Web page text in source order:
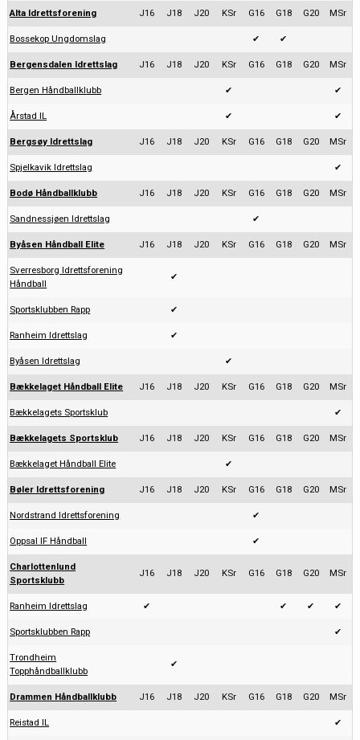
Alta Idrettsforening J16 J18 J20 KSr G16 G18 G20 MSr
Bossekop Ungdomslag ✔ ✔
Bergensdalen Idrettslag J16 J18 J20 KSr G16 G18 G20 MSr
Bergen Håndballklubb ✔ ✔
Årstad IL ✔ ✔
Bergsøy Idrettslag J16 J18 J20 KSr G16 G18 G20 MSr
Spjelkavik Idrettslag ✔
Bodø Håndballklubb J16 J18 J20 KSr G16 G18 G20 MSr
Sandnessjøen Idrettslag ✔
Byåsen Håndball Elite J16 J18 J20 KSr G16 G18 G20 MSr
Sverresborg Idrettsforening
Håndball
✔
Sportsklubben Rapp ✔
Ranheim Idrettslag ✔
Byåsen Idrettslag ✔
Bækkelaget Håndball Elite J16 J18 J20 KSr G16 G18 G20 MSr
Bækkelagets Sportsklub ✔
Bækkelagets Sportsklub J16 J18 J20 KSr G16 G18 G20 MSr
Bækkelaget Håndball Elite ✔
Bøler Idrettsforening J16 J18 J20 KSr G16 G18 G20 MSr
Nordstrand Idrettsforening ✔
Oppsal IF Håndball ✔
Charlottenlund
Sportsklubb
J16 J18 J20 KSr G16 G18 G20 MSr
Ranheim Idrettslag ✔ ✔ ✔ ✔
Sportsklubben Rapp ✔
Trondheim
Topphåndballklubb
✔
Drammen Håndballklubb J16 J18 J20 KSr G16 G18 G20 MSr
Reistad IL ✔